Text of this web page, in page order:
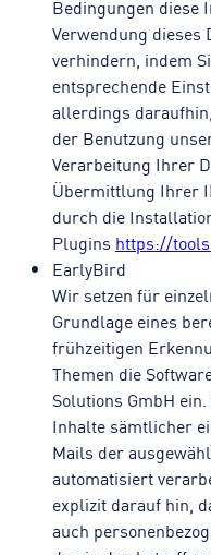
Bedingungen diese
Verwendung dieses
verhindern, indem
entsprechende
allerdings
der Benutzung
Verarbeitung Ihrer
Übermittlung Ihrer
durch die
Plugins https://
EarlyBird
Wir setzen für
Grundlage eines
frühzeitigen
Themen die
Solutions GmbH
Inhalte sämtlicher
Mails der
automatisiert
explizit darauf hin,
auch